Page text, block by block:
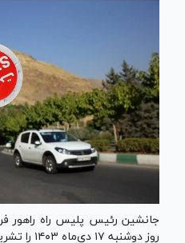
جانشین رئیس پلیس راه راهور
روز دوشنبه ۱۷ دی‌ماه ۱۴۰۳ را تشریح کرد.